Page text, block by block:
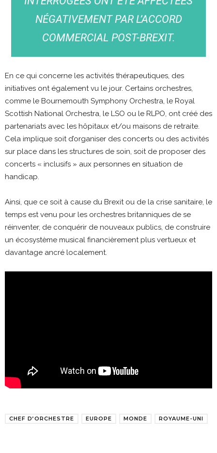
NÉGATIVEMENT PAR L’ACCORD
COMMERCIAL POST-BREXIT.
En ce qui concerne les activités thérapeutiques, des
initiatives ont également vu le jour. Certains orchestres,
comme le Bournemouth Symphony Orchestra, le Royal
Scottish National Orchestra, le LSO ou le RLPO, ont créé des
partenariats avec les hôpitaux et/ou maisons de retraite.
Cela implique soit d’organiser des concerts ou des activités
sur place dans les structures de soin, soit de proposer des
concerts « inclusifs » aux personnes en situation de
handicap.
Ainsi, que ce soit à cause du Brexit ou de la crise sanitaire, le
temps est venu pour les orchestres britanniques de se
réinventer, de conquérir de nouveaux publics, de construire
un écosystème musical financièrement plus vertueux et
davantage ancré localement.
CHEF D’ORCHESTRE EUROPE MONDE ROYAUME-UNI